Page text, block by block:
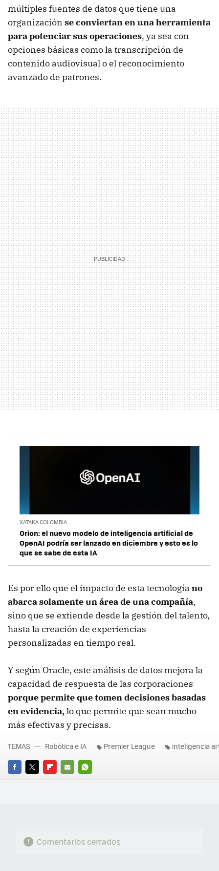
múltiples fuentes de datos que tiene una
organización se conviertan en una herramienta
para potenciar sus operaciones, ya sea con
opciones básicas como la transcripción de
contenido audiovisual o el reconocimiento
avanzado de patrones.
XATAKA COLOMBIA
Orion: el nuevo modelo de inteligencia artificial de
OpenAI podría ser lanzado en diciembre y esto es lo
que se sabe de esta IA
Es por ello que el impacto de esta tecnología no
abarca solamente un área de una compañía,
sino que se extiende desde la gestión del talento,
hasta la creación de experiencias
personalizadas en tiempo real.
Y según Oracle, este análisis de datos mejora la
capacidad de respuesta de las corporaciones
porque permite que tomen decisiones basadas
en evidencia,lo que permite que sean mucho
más efectivas y precisas.
FACEBOOK
TWITTERFLIPBOARD
E-
WHATSAPP
TEMAS Robótica e IA Premier League inteligencia
Comentarios cerrados